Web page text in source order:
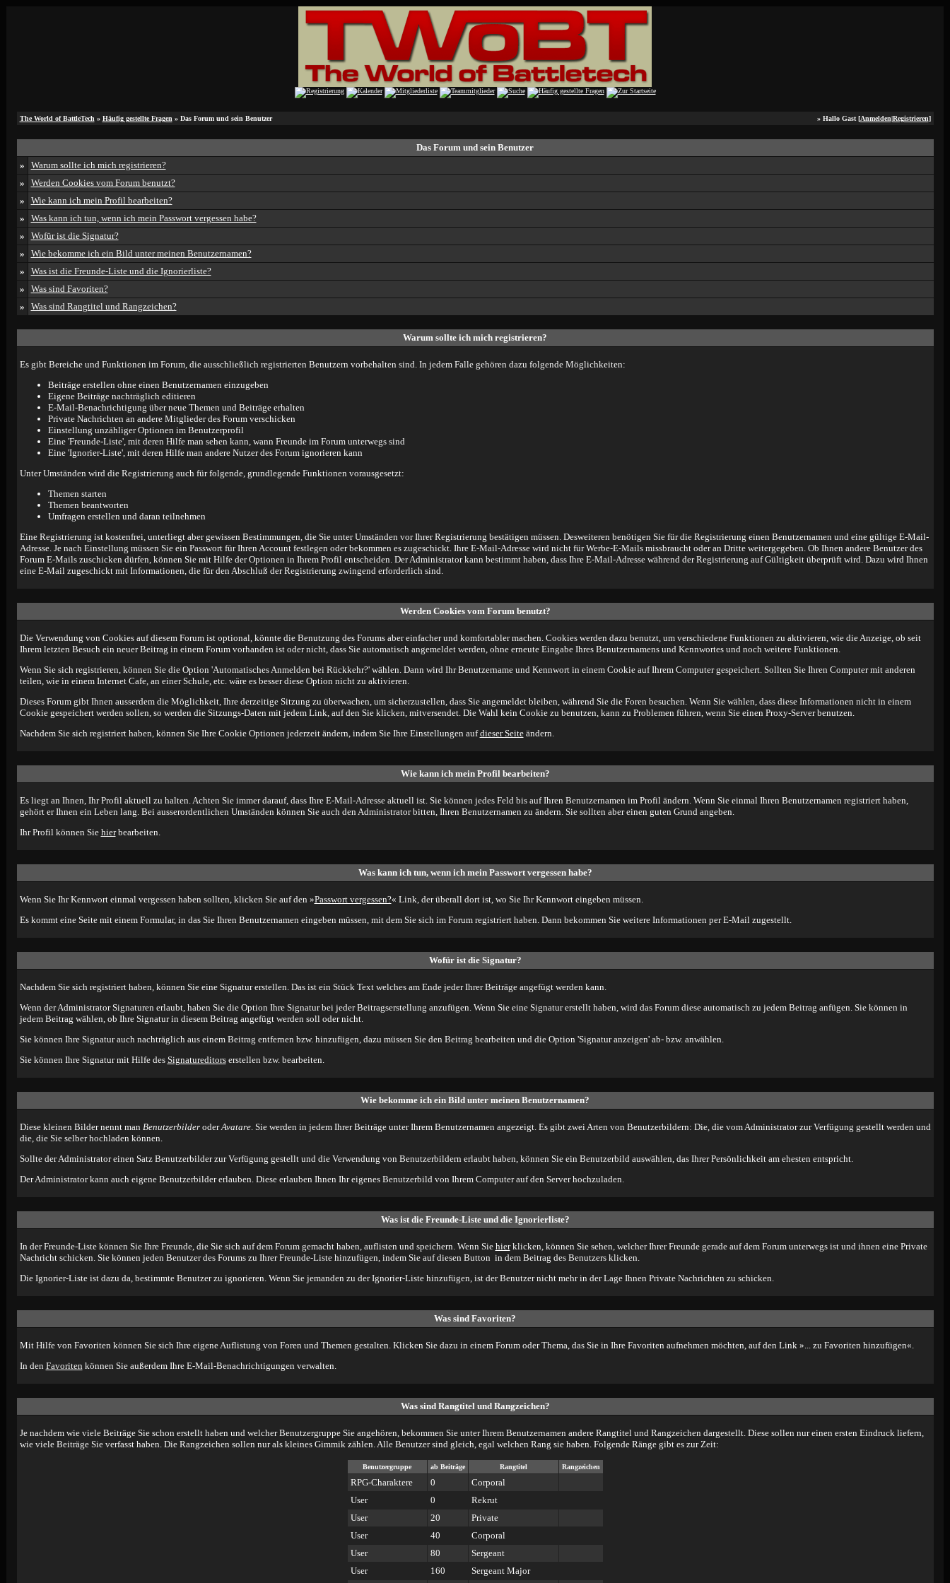
The World of BattleTech » Häufig gestellte Fragen » Das Forum und sein Benutzer » Hallo Gast [Anmelden|Registrieren]
Das Forum und sein Benutzer
»
Warum sollte ich mich registrieren?
»
Werden Cookies vom Forum benutzt?
»
Wie kann ich mein Profil bearbeiten?
»
Was kann ich tun, wenn ich mein Passwort vergessen habe?
»
Wofür ist die Signatur?
»
Wie bekomme ich ein Bild unter meinen Benutzernamen?
»
Was ist die Freunde-Liste und die Ignorierliste?
»
Was sind Favoriten?
»
Was sind Rangtitel und Rangzeichen?
Warum sollte ich mich registrieren?
Es gibt Bereiche und Funktionen im Forum, die ausschließlich registrierten Benutzern vorbehalten sind. In jedem Falle gehören dazu folgende Möglichkeiten:
Beiträge erstellen ohne einen Benutzernamen einzugeben
Eigene Beiträge nachträglich editieren
E-Mail-Benachrichtigung über neue Themen und Beiträge erhalten
Private Nachrichten an andere Mitglieder des Forum verschicken
Einstellung unzähliger Optionen im Benutzerprofil
Eine 'Freunde-Liste', mit deren Hilfe man sehen kann, wann Freunde im Forum unterwegs sind
Eine 'Ignorier-Liste', mit deren Hilfe man andere Nutzer des Forum ignorieren kann
Unter Umständen wird die Registrierung auch für folgende, grundlegende Funktionen vorausgesetzt:
Themen starten
Themen beantworten
Umfragen erstellen und daran teilnehmen
Eine Registrierung ist kostenfrei, unterliegt aber gewissen Bestimmungen, die Sie unter Umständen vor Ihrer Registrierung bestätigen müssen. Desweiteren benötigen Sie für die Registrierung einen Benutzernamen und eine gültige E-Mail-
Adresse. Je nach Einstellung müssen Sie ein Passwort für Ihren Account festlegen oder bekommen es zugeschickt. Ihre E-Mail-Adresse wird nicht für Werbe-E-Mails missbraucht oder an Dritte weitergegeben. Ob Ihnen andere Benutzer des
Forum E-Mails zuschicken dürfen, können Sie mit Hilfe der Optionen in Ihrem Profil entscheiden. Der Administrator kann bestimmt haben, dass Ihre E-Mail-Adresse während der Registrierung auf Gültigkeit überprüft wird. Dazu wird Ihnen
eine E-Mail zugeschickt mit Informationen, die für den Abschluß der Registrierung zwingend erforderlich sind.
Werden Cookies vom Forum benutzt?
Die Verwendung von Cookies auf diesem Forum ist optional, könnte die Benutzung des Forums aber einfacher und komfortabler machen. Cookies werden dazu benutzt, um verschiedene Funktionen zu aktivieren, wie die Anzeige, ob seit
Ihrem letzten Besuch ein neuer Beitrag in einem Forum vorhanden ist oder nicht, dass Sie automatisch angemeldet werden, ohne erneute Eingabe Ihres Benutzernamens und Kennwortes und noch weitere Funktionen.
Wenn Sie sich registrieren, können Sie die Option 'Automatisches Anmelden bei Rückkehr?' wählen. Dann wird Ihr Benutzername und Kennwort in einem Cookie auf Ihrem Computer gespeichert. Sollten Sie Ihren Computer mit anderen
teilen, wie in einem Internet Cafe, an einer Schule, etc. wäre es besser diese Option nicht zu aktivieren.
Dieses Forum gibt Ihnen ausserdem die Möglichkeit, Ihre derzeitige Sitzung zu überwachen, um sicherzustellen, dass Sie angemeldet bleiben, während Sie die Foren besuchen. Wenn Sie wählen, dass diese Informationen nicht in einem
Cookie gespeichert werden sollen, so werden die Sitzungs-Daten mit jedem Link, auf den Sie klicken, mitversendet. Die Wahl kein Cookie zu benutzen, kann zu Problemen führen, wenn Sie einen Proxy-Server benutzen.
Nachdem Sie sich registriert haben, können Sie Ihre Cookie Optionen jederzeit ändern, indem Sie Ihre Einstellungen aufdieser Seiteändern.
Wie kann ich mein Profil bearbeiten?
Es liegt an Ihnen, Ihr Profil aktuell zu halten. Achten Sie immer darauf, dass Ihre E-Mail-Adresse aktuell ist. Sie können jedes Feld bis auf Ihren Benutzernamen im Profil ändern. Wenn Sie einmal Ihren Benutzernamen registriert haben,
gehört er Ihnen ein Leben lang. Bei ausserordentlichen Umständen können Sie auch den Administrator bitten, Ihren Benutzernamen zu ändern. Sie sollten aber einen guten Grund angeben.
Ihr Profil können Sie hierbearbeiten.
Was kann ich tun, wenn ich mein Passwort vergessen habe?
Wenn Sie Ihr Kennwort einmal vergessen haben sollten, klicken Sie auf den »Passwort vergessen?« Link, der überall dort ist, wo Sie Ihr Kennwort eingeben müssen.
Es kommt eine Seite mit einem Formular, in das Sie Ihren Benutzernamen eingeben müssen, mit dem Sie sich im Forum registriert haben. Dann bekommen Sie weitere Informationen per E-Mail zugestellt.
Wofür ist die Signatur?
Nachdem Sie sich registriert haben, können Sie eine Signatur erstellen. Das ist ein Stück Text welches am Ende jeder Ihrer Beiträge angefügt werden kann.
Wenn der Administrator Signaturen erlaubt, haben Sie die Option Ihre Signatur bei jeder Beitragserstellung anzufügen. Wenn Sie eine Signatur erstellt haben, wird das Forum diese automatisch zu jedem Beitrag anfügen. Sie können in
jedem Beitrag wählen, ob Ihre Signatur in diesem Beitrag angefügt werden soll oder nicht.
Sie können Ihre Signatur auch nachträglich aus einem Beitrag entfernen bzw. hinzufügen, dazu müssen Sie den Beitrag bearbeiten und die Option 'Signatur anzeigen' ab- bzw. anwählen.
Sie können Ihre Signatur mit Hilfe des Signatureditorserstellen bzw. bearbeiten.
Wie bekomme ich ein Bild unter meinen Benutzernamen?
Diese kleinen Bilder nennt man BenutzerbilderoderAvatare. Sie werden in jedem Ihrer Beiträge unter Ihrem Benutzernamen angezeigt. Es gibt zwei Arten von Benutzerbildern: Die, die vom Administrator zur Verfügung gestellt werden und
die, die Sie selber hochladen können.
Sollte der Administrator einen Satz Benutzerbilder zur Verfügung gestellt und die Verwendung von Benutzerbildern erlaubt haben, können Sie ein Benutzerbild auswählen, das Ihrer Persönlichkeit am ehesten entspricht.
Der Administrator kann auch eigene Benutzerbilder erlauben. Diese erlauben Ihnen Ihr eigenes Benutzerbild von Ihrem Computer auf den Server hochzuladen.
Was ist die Freunde-Liste und die Ignorierliste?
In der Freunde-Liste können Sie Ihre Freunde, die Sie sich auf dem Forum gemacht haben, auflisten und speichern. Wenn Sie hierklicken, können Sie sehen, welcher Ihrer Freunde gerade auf dem Forum unterwegs ist und ihnen eine Private
Nachricht schicken. Sie können jeden Benutzer des Forums zu Ihrer Freunde-Liste hinzufügen, indem Sie auf diesen Button in dem Beitrag des Benutzers klicken.
Die Ignorier-Liste ist dazu da, bestimmte Benutzer zu ignorieren. Wenn Sie jemanden zu der Ignorier-Liste hinzufügen, ist der Benutzer nicht mehr in der Lage Ihnen Private Nachrichten zu schicken.
Was sind Favoriten?
Mit Hilfe von Favoriten können Sie sich Ihre eigene Auflistung von Foren und Themen gestalten. Klicken Sie dazu in einem Forum oder Thema, das Sie in Ihre Favoriten aufnehmen möchten, auf den Link »... zu Favoriten hinzufügen«.
In den Favoriten können Sie außerdem Ihre E-Mail-Benachrichtigungen verwalten.
Was sind Rangtitel und Rangzeichen?
Je nachdem wie viele Beiträge Sie schon erstellt haben und welcher Benutzergruppe Sie angehören, bekommen Sie unter Ihrem Benutzernamen andere Rangtitel und Rangzeichen dargestellt. Diese sollen nur einen ersten Eindruck liefern,
wie viele Beiträge Sie verfasst haben. Die Rangzeichen sollen nur als kleines Gimmik zählen. Alle Benutzer sind gleich, egal welchen Rang sie haben. Folgende Ränge gibt es zur Zeit:
Benutzergruppe ab Beiträge Rangtitel Rangzeichen
RPG-Charaktere 0
Corporal
User
0
Rekrut
User
20
Private
User
40
Corporal
User
80
Sergeant
User
160 Sergeant Major